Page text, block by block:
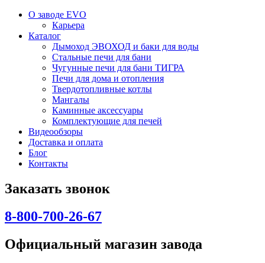
О заводе EVO
Карьера
Каталог
Дымоход ЭВОХОД и баки для воды
Стальные печи для бани
Чугунные печи для бани ТИГРА
Печи для дома и отопления
Твердотопливные котлы
Мангалы
Каминные аксессуары
Комплектующие для печей
Видеообзоры
Доставка и оплата
Блог
Контакты
Заказать звонок
8-800-700-26-67
Официальный магазин завода